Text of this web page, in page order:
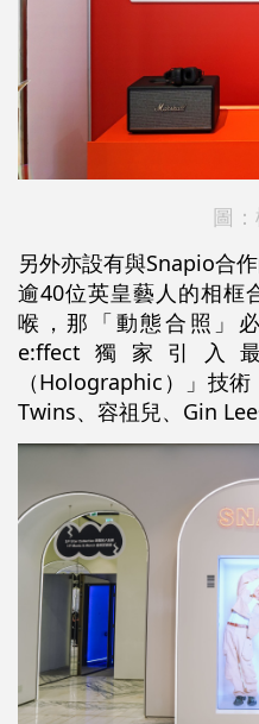
圖
另外亦設有與Snapio合
逾40位英皇藝人的相框
喉，那「動態合照」
e:ffect獨家引入
（Holographic）」技術
Twins、容祖兒、Gin Lee